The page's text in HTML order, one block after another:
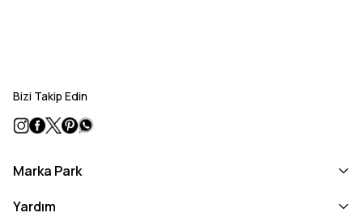
Bizi Takip Edin
Marka Park
Yardım